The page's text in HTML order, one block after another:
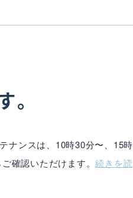
ナンスは、10時30分〜、15時
確認いただけます。続きを読